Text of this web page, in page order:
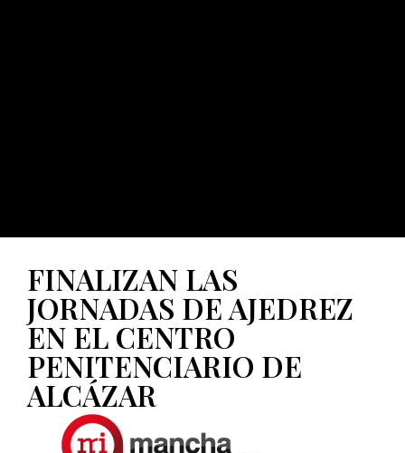
FINALIZAN LAS
JORNADAS DE AJEDREZ
EN EL CENTRO
PENITENCIARIO DE
ALCÁZAR